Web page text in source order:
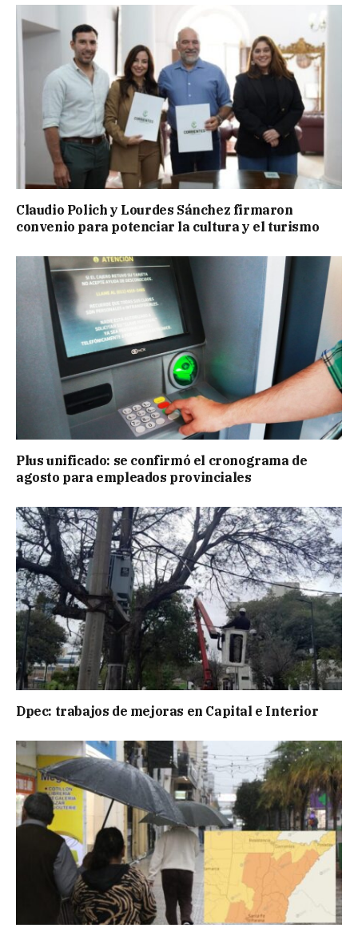
Claudio Polich y Lourdes Sánchez firmaron
convenio para potenciar la cultura y el turismo
Plus unificado: se confirmó el cronograma de
agosto para empleados provinciales
Dpec: trabajos de mejoras en Capital e Interior